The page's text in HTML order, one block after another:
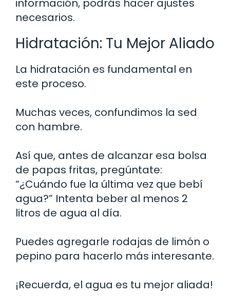
información, podrás hacer ajustes
necesarios.
Hidratación: Tu Mejor Aliado
La hidratación es fundamental en
este proceso.
Muchas veces, confundimos la sed
con hambre.
Así que, antes de alcanzar esa bolsa
de papas fritas, pregúntate:
“¿Cuándo fue la última vez que bebí
agua?” Intenta beber al menos 2
litros de agua al día.
Puedes agregarle rodajas de limón o
pepino para hacerlo más interesante.
¡Recuerda, el agua es tu mejor aliada!